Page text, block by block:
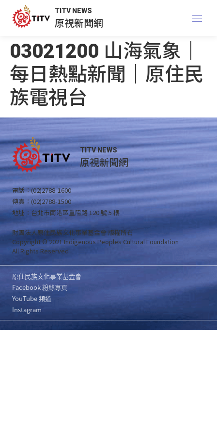
TITV NEWS
原視新聞網
03021200 山海氣象｜
每日熱點新聞｜原住民
族電視台
TITV NEWS
原視新聞網
電話：(02)2788-1600
傳真：(02)2788-1500
地址：台北市南港區重陽路 120 號 5 樓
財團法人原住民族文化事業基金會 版權所有
Copyright © 2021 Indigenous Peoples Cultural Foundation
All Rights Reserved .
原住民族文化事業基金會
Facebook 粉絲專頁
YouTube 頻道
Instagram